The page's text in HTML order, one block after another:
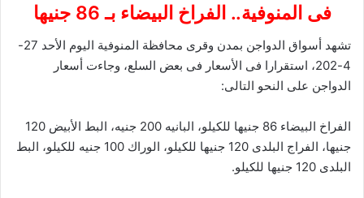
فى المنوفية.. الفراخ البيضاء بـ 86 جنيها
تشهد أسواق الدواجن بمدن وقرى محافظة المنوفية اليوم الأحد 27-
4-202، استقرارا فى الأسعار فى بعض السلع، وجاءت أسعار
الدواجن على النحو التالى:
الفراخ البيضاء 86 جنيها للكيلو، البانيه 200 جنيه، البط الأبيض 120
جنيها، الفراج البلدى 120 جنيها للكيلو، الوراك 100 جنيه للكيلو، البط
البلدى 120 جنيها للكيلو.